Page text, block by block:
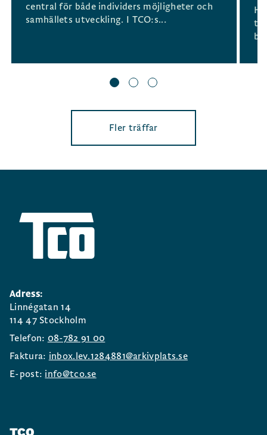
central för både individers möjligheter och
samhällets utveckling. I TCO:s...
tid
Fler träffar
Adress:
Linnégatan 14
114 47 Stockholm
Telefon: 08-782 91 00
Faktura: inbox.lev.1284881@arkivplats.se
E-post: info@tco.se
TCO